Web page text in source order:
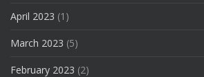
April 2023 (1)
March 2023 (5)
February 2023 (2)